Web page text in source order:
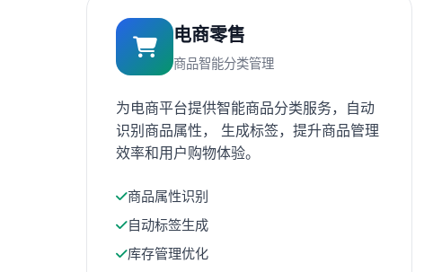
电商零售
商品智能分类管理
为电商平台提供智能商品分类服务，自动
识别商品属性， 生成标签，提升商品管理
效率和用户购物体验。
商品属性识别
自动标签生成
库存管理优化